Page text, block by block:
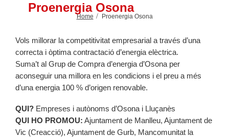
Proenergia Osona
Home Proenergia Osona
Vols millorar la competitivitat empresarial a través d’una
correcta i òptima contractació d’energia elèctrica.
Suma’t al Grup de Compra d’energia d’Osona per
aconseguir una millora en les condicions i el preu a més
d’una energia 100 % d’origen renovable.
QUI? Empreses i autònoms d’Osona i Lluçanès
QUI HO PROMOU: Ajuntament de Manlleu, Ajuntament de
Vic (Creacció), Ajuntament de Gurb, Mancomunitat la